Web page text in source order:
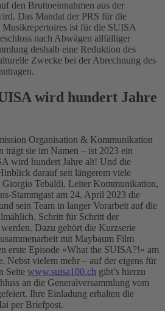
den Bruttoeinnahmen aus der
Das Mandat der PRS für die
ist für die SUISA
nach Abwägen allfälliger
deshalb eine Reduktion des
Zwecke bei der Abrechnung des
wird hundert Jahre
Organisation & Kommunikation
trägt sie im Namen – ist 2023 ein
wird hundert Jahre alt! Und die
darauf seit längerem viele
Giorgio Tebaldi, Leiter Kommunikation,
Stammgast am 24. April 2023 die
sein Team in langer Vorarbeit auf die
Schritt für Schritt der
Dazu gehört die Kurzserie
mit Maybaum Film
erste Episode «What the SUISA?!» am
Nebst vielem mehr – auf der eigens für
Seite www.suisa100.ch gibt’s hierzu
an die Generalversammlung vom
Ihre Einladung erhalten die
per Briefpost.